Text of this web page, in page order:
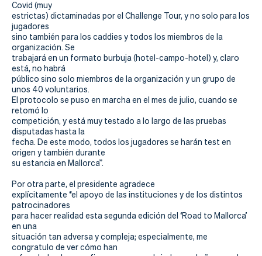
Covid (muy
estrictas) dictaminadas por el Challenge Tour, y no solo para los
jugadores
sino también para los caddies y todos los miembros de la
organización. Se
trabajará en un formato burbuja (hotel-campo-hotel) y, claro
está, no habrá
público sino solo miembros de la organización y un grupo de
unos 40 voluntarios.
El protocolo se puso en marcha en el mes de julio, cuando se
retomó lo
competición, y está muy testado a lo largo de las pruebas
disputadas hasta la
fecha. De este modo, todos los jugadores se harán test en
origen y también durante
su estancia en Mallorca”.
Por otra parte, el presidente agradece
explícitamente “el apoyo de las instituciones y de los distintos
patrocinadores
para hacer realidad esta segunda edición del ‘Road to Mallorca’
en una
situación tan adversa y compleja; especialmente, me
congratulo de ver cómo han